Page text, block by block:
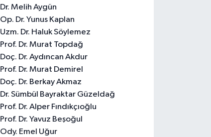
Dr. Melih Aygün
Op. Dr. Yunus Kaplan
Uzm. Dr. Haluk Söylemez
Prof. Dr. Murat Topdağ
Doç. Dr. Aydıncan Akdur
Prof. Dr. Murat Demirel
Doç. Dr. Berkay Akmaz
Dr. Sümbül Bayraktar Güzeldağ
Prof. Dr. Alper Fındıkçıoğlu
Prof. Dr. Yavuz Beşoğul
Ody. Emel Uğur